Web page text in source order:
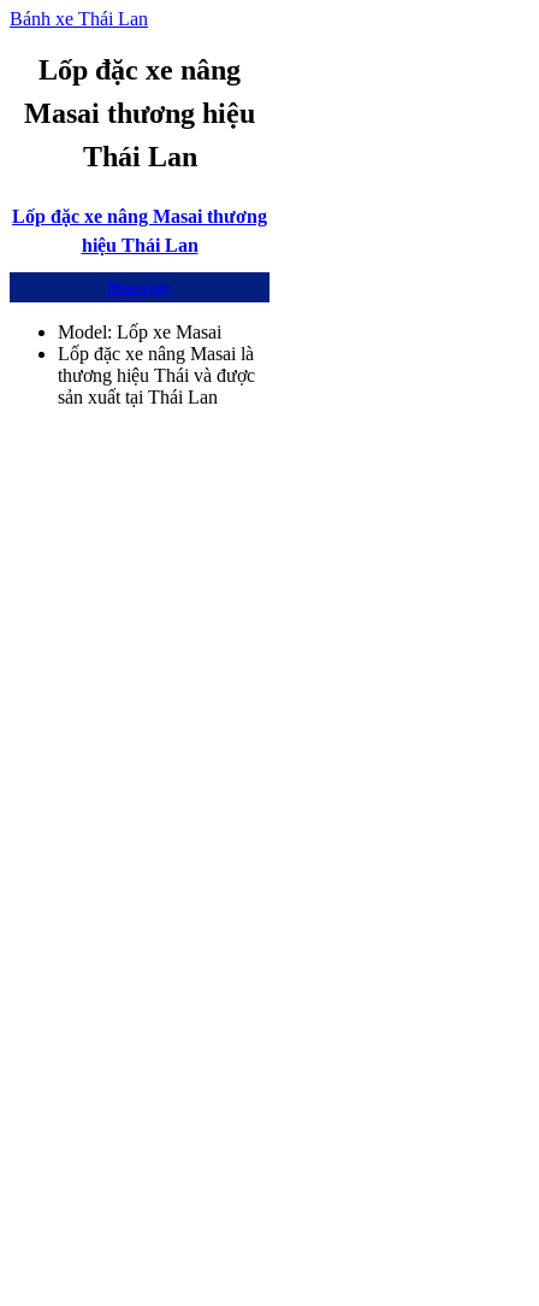
Bánh xe Thái Lan
Lốp đặc xe nâng
Masai thương hiệu
Thái Lan
Lốp đặc xe nâng Masai thương
hiệu Thái Lan
Mua ngay
Model: Lốp xe Masai
Lốp đặc xe nâng Masai là
thương hiệu Thái và được
sản xuất tại Thái Lan